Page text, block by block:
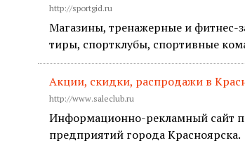
http://sportgid.ru
Магазины, тренажерные и фитнес-
тиры, спортклубы, спортивные
Акции, скидки, распродажи в
http://www.saleclub.ru
Информационно-рекламный сайт
предприятий города Красноярска.